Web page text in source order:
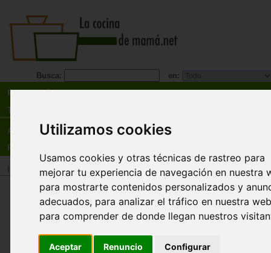
Utilizamos cookies
Usamos cookies y otras técnicas de rastreo para
mejorar tu experiencia de navegación en nuestra
para mostrarte contenidos personalizados y
adecuados, para analizar el tráfico en nuestra
para comprender de donde llegan nuestros
Aceptar Renuncio Configurar
Busca: en:
Recetas
Tienda
Actualidad
Registro
Tienda>Libros >Especialidades>Vegetarianismo> Veganismo
Alimentación vegana. Una
pacífica para tu salud y la del
Ruediger Dahlke